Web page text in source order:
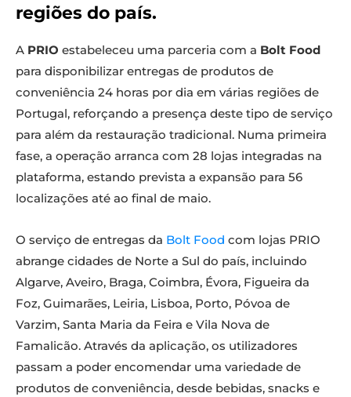
regiões do país.
A PRIO estabeleceu uma parceria com a Bolt Food
para disponibilizar entregas de produtos de
conveniência 24 horas por dia em várias regiões de
Portugal, reforçando a presença deste tipo de serviço
para além da restauração tradicional. Numa primeira
fase, a operação arranca com 28 lojas integradas na
plataforma, estando prevista a expansão para 56
localizações até ao final de maio.
O serviço de entregas da Bolt Food com lojas PRIO
abrange cidades de Norte a Sul do país, incluindo
Algarve, Aveiro, Braga, Coimbra, Évora, Figueira da
Foz, Guimarães, Leiria, Lisboa, Porto, Póvoa de
Varzim, Santa Maria da Feira e Vila Nova de
Famalicão. Através da aplicação, os utilizadores
passam a poder encomendar uma variedade de
produtos de conveniência, desde bebidas, snacks e